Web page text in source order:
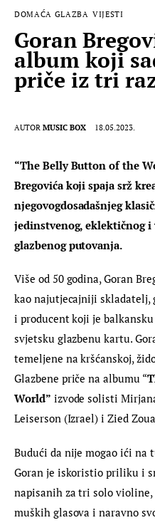
DOMAĆA GLAZBA VIJESTI
Goran
album koji
priče iz tri
AUTOR MUSIC BOX 18.05.2023.
“The Belly Button of the
Bregovića koji spaja srž
njegovogdosadašnjeg
jedinstvenog, eklektičnog i
glazbenog putovanja.
Više od 50 godina, Goran
kao najutjecajniji skladatelj,
i producent koji je
svjetsku glazbenu kartu.
temeljene na kršćanskoj,
Glazbene priče na albumu “
World” izvode solisti
Leiserson (Izrael) i Zied
Budući da nije mogao ići na
Goran je iskoristio priliku i
napisanih za tri solo
muških glasova i naravno